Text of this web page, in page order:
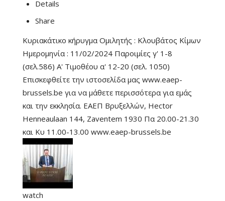
Details
Share
Κυριακάτικο κήρυγμα Ομιλητής : Κλουβάτος Κίμων
Ημερομηνία : 11/02/2024 Παροιμίες γ' 1-8
(σελ.586) Α' Τιμοθέου α' 12-20 (σελ. 1050)
Επισκεφθείτε την ιστοσελίδα μας www.eaep-
brussels.be για να μάθετε περισσότερα για εμάς
και την εκκλησία. ΕΑΕΠ Βρυξελλών, Hector
Henneaulaan 144, Zaventem 1930 Πα 20.00-21.30
και Κυ 11.00-13.00 www.eaep-brussels.be
watch